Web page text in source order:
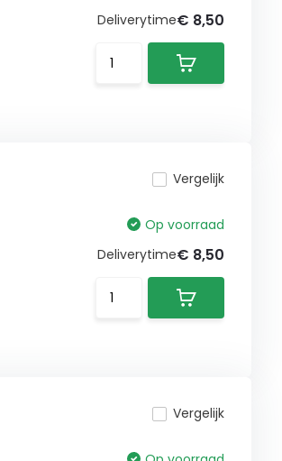
Deliverytime€ 8,50
Vergelijk
Op voorraad
Deliverytime€ 8,50
Vergelijk